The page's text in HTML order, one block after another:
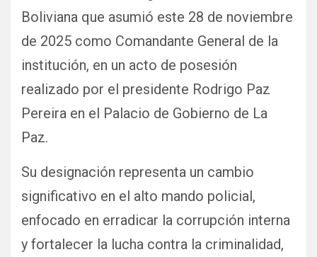
Boliviana que asumió este 28 de noviembre
de 2025 como Comandante General de la
institución, en un acto de posesión
realizado por el presidente Rodrigo Paz
Pereira en el Palacio de Gobierno de La
Paz.
Su designación representa un cambio
significativo en el alto mando policial,
enfocado en erradicar la corrupción interna
y fortalecer la lucha contra la criminalidad,